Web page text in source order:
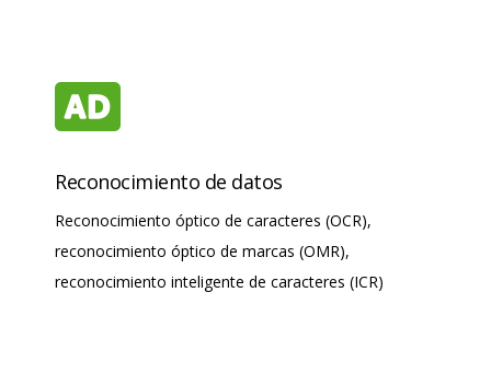
Reconocimiento de datos
Reconocimiento óptico de caracteres (OCR),
reconocimiento óptico de marcas (OMR),
reconocimiento inteligente de caracteres (ICR)